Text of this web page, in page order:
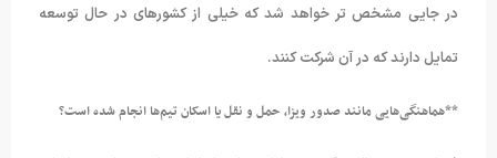
در جایی مشخص تر خواهد شد که خیلی از کشورهای در حال توسعه
تمایل دارند که در آن شرکت کنند.
**هماهنگی‌هایی مانند صدور ویزا، حمل و نقل یا اسکان تیم‌ها انجام شده است؟